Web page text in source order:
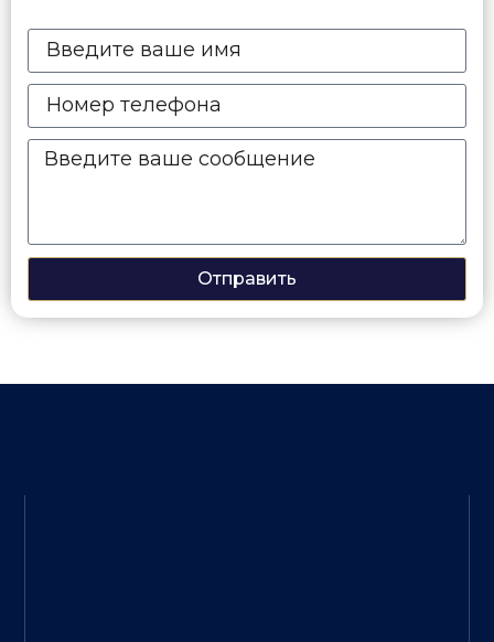
Отправить